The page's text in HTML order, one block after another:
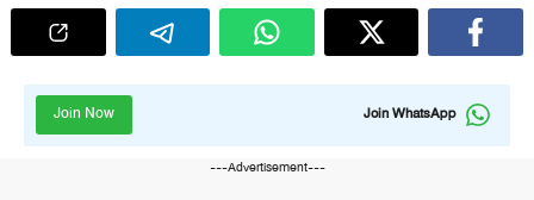
Join WhatsApp
Join Now
---Advertisement---